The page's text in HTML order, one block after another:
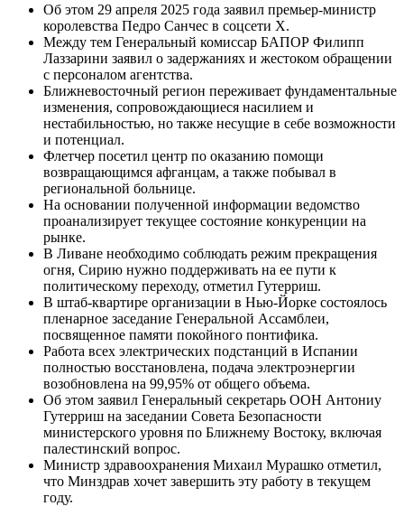
Об этом 29 апреля 2025 года заявил премьер-министр
королевства Педро Санчес в соцсети X.
Между тем Генеральный комиссар БАПОР Филипп
Лаззарини заявил о задержаниях и жестоком обращении
с персоналом агентства.
Ближневосточный регион переживает фундаментальные
изменения, сопровождающиеся насилием и
нестабильностью, но также несущие в себе возможности
и потенциал.
Флетчер посетил центр по оказанию помощи
возвращающимся афганцам, а также побывал в
региональной больнице.
На основании полученной информации ведомство
проанализирует текущее состояние конкуренции на
рынке.
В Ливане необходимо соблюдать режим прекращения
огня, Сирию нужно поддерживать на ее пути к
политическому переходу, отметил Гутерриш.
В штаб-квартире организации в Нью-Йорке состоялось
пленарное заседание Генеральной Ассамблеи,
посвященное памяти покойного понтифика.
Работа всех электрических подстанций в Испании
полностью восстановлена, подача электроэнергии
возобновлена на 99,95% от общего объема.
Об этом заявил Генеральный секретарь ООН Антониу
Гутерриш на заседании Совета Безопасности
министерского уровня по Ближнему Востоку, включая
палестинский вопрос.
Министр здравоохранения Михаил Мурашко отметил,
что Минздрав хочет завершить эту работу в текущем
году.